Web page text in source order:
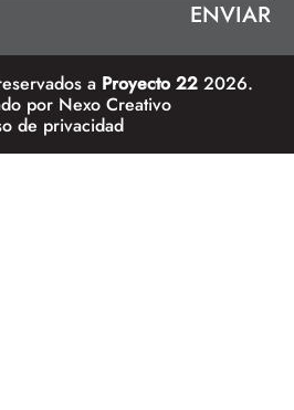
a Proyecto 22 2026.
por Nexo Creativo
de privacidad